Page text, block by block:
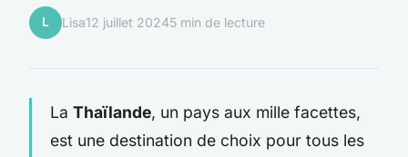
L Lisa12 juillet 20245 min de lecture
La Thaïlande, un pays aux mille facettes,
est une destination de choix pour tous les